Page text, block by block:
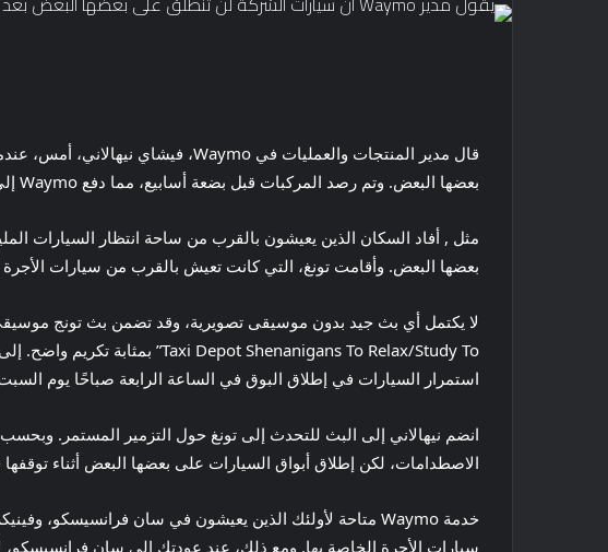
بعضها البعض. وتم رصد المركبات قبل بضعة أسابيع، مما دفع Waymo إلى إصدار تصحيح برمجي.
بعضها البعض. وأقامت تونغ، التي كانت تعيش بالقرب من سيارات الأجرة
استمرار السيارات في إطلاق البوق في الساعة الرابعة صباحًا يوم
انضم نيهالاني إلى البث للتحدث إلى تونغ حول التزمير المستمر.
الاصطدامات، لكن إطلاق أبواق السيارات على بعضها البعض أثناء
سيارات الأجرة الخاصة بها. ومع ذلك، عند عودتك إلى سان فرانسيسكو،